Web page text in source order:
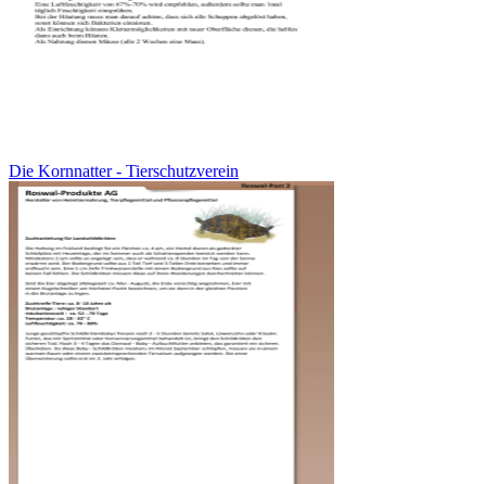
Die Kornnatter - Tierschutzverein